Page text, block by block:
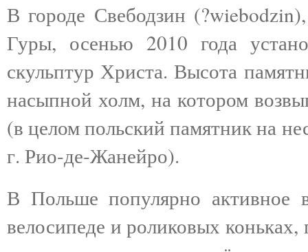
В городе Свебодзин
Гуры, осенью 2010 года
скульптур Христа. Высота
насыпной холм, на котором
(в целом польский памятник на
г. Рио-де-Жанейро).
В Польше популярно активное
велосипеде и роликовых